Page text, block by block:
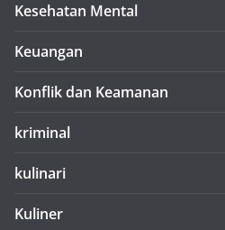
Kesehatan Mental
Keuangan
Konflik dan Keamanan
kriminal
kulinari
Kuliner